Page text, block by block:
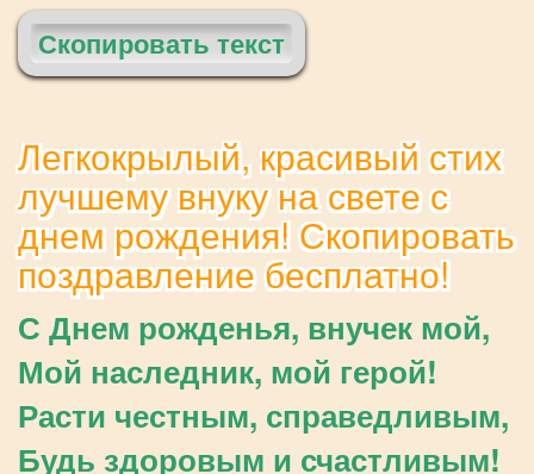
Скопировать текст
Легкокрылый, красивый стих
лучшему внуку на свете с
днем рождения! Скопировать
поздравление бесплатно!
С Днем рожденья, внучек мой,
Мой наследник, мой герой!
Расти честным, справедливым,
Будь здоровым и счастливым!